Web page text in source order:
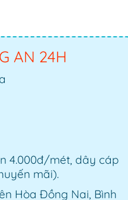
AN 24H
4.000đ/mét, dây cáp
mãi).
Hòa Đồng Nai, Bình